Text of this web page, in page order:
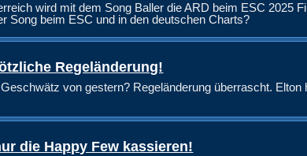
wird mit dem Song Baller die ARD beim ESC 2025
Song beim ESC und in den deutschen Charts?
Regeländerung!
von gestern? Regeländerung überrascht. Elton
die Happy Few kassieren!